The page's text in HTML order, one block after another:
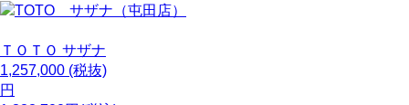
ＴＯＴＯ サザナ
1,257,000 (税抜)
円